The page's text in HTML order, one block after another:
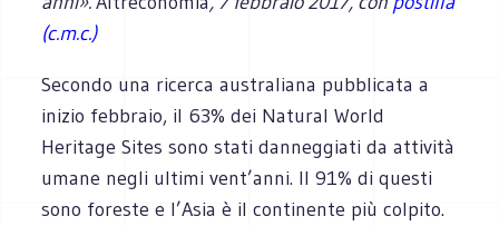
(c.m.c.)
Secondo una ricerca australiana pubblicata a
inizio febbraio, il 63% dei Natural World
Heritage Sites sono stati danneggiati da attività
umane negli ultimi vent’anni. Il 91% di questi
sono foreste e l’Asia è il continente più colpito.